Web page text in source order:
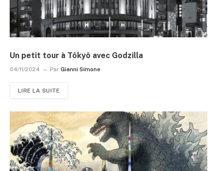
Un petit tour à Tôkyô avec Godzilla
04/11/2024 Par Gianni Simone
LIRE LA SUITE